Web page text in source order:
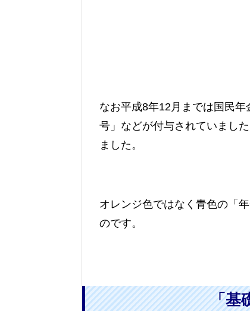
なお平成8年12月までは国民
号」などが付与されていまし
ました。
オレンジ色ではなく青色の「
のです。
「基